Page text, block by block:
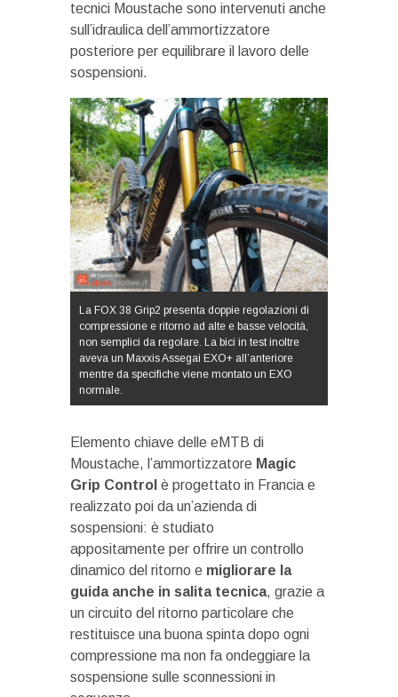
tecnici Moustache sono intervenuti anche
sull’idraulica dell’ammortizzatore
posteriore per equilibrare il lavoro delle
sospensioni.
La FOX 38 Grip2 presenta doppie regolazioni di
compressione e ritorno ad alte e basse velocità,
non semplici da regolare. La bici in test inoltre
aveva un Maxxis Assegai EXO+ all’anteriore
mentre da specifiche viene montato un EXO
normale.
Elemento chiave delle eMTB di
Moustache, l’ammortizzatore Magic
Grip Control è progettato in Francia e
realizzato poi da un’azienda di
sospensioni: è studiato
appositamente per offrire un controllo
dinamico del ritorno e migliorare la
guida anche in salita tecnica, grazie a
un circuito del ritorno particolare che
restituisce una buona spinta dopo ogni
compressione ma non fa ondeggiare la
sospensione sulle sconnessioni in